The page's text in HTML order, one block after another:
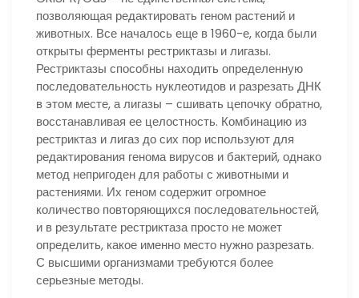
позволяющая редактировать геном растений и
животных. Все началось еще в 1960-е, когда были
открыты ферменты рестриктазы и лигазы.
Рестриктазы способны находить определенную
последовательность нуклеотидов и разрезать ДНК
в этом месте, а лигазы – сшивать цепочку обратно,
восстанавливая ее целостность. Комбинацию из
рестриктаз и лигаз до сих пор используют для
редактирования генома вирусов и бактерий, однако
метод непригоден для работы с животными и
растениями. Их геном содержит огромное
количество повторяющихся последовательностей,
и в результате рестриктаза просто не может
определить, какое именно место нужно разрезать.
С высшими организмами требуются более
серьезные методы.